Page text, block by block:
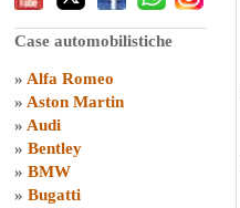
Case automobilistiche
» Alfa Romeo
» Aston Martin
» Audi
» Bentley
» BMW
» Bugatti